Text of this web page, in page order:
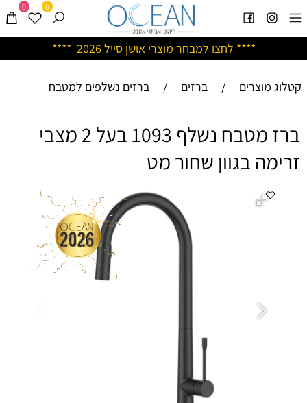
**** לחצו למבחר מוצרי אושן סייל 2026 ****
0 0
קטלוג מוצרים / ברזים / ברזים נשלפים למטבח
ברז מטבח נשלף 1093 בעל 2 מצבי
זרימה בגוון שחור מט